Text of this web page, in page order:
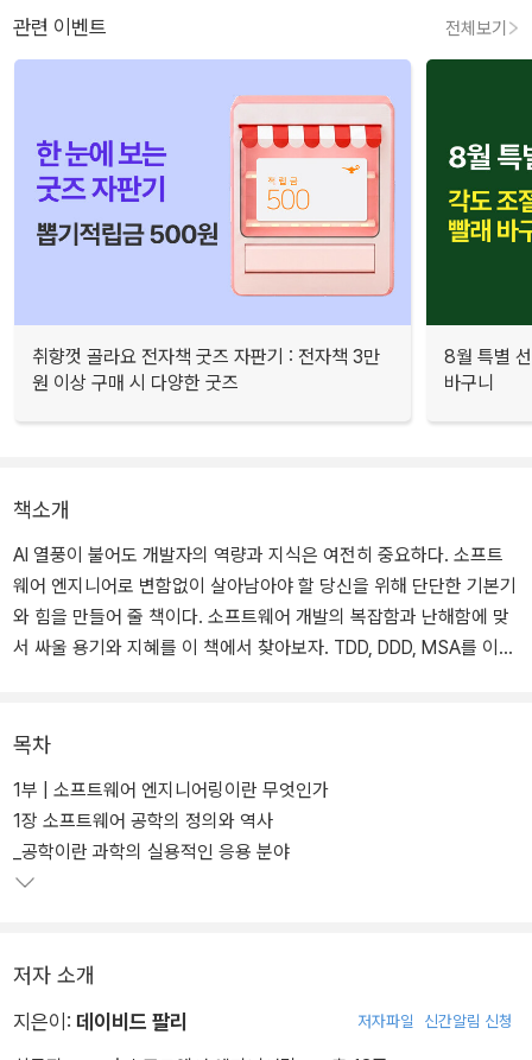
관련 이벤트 전체보기
취향껏 골라요 전자책 굿즈 자판기 : 전자책 3만
원 이상 구매 시 다양한 굿즈
8월 특별
바구니
책소개
AI 열풍이 불어도 개발자의 역량과 지식은 여전히 중요하다. 소프트
웨어 엔지니어로 변함없이 살아남아야 할 당신을 위해 단단한 기본기
와 힘을 만들어 줄 책이다. 소프트웨어 개발의 복잡함과 난해함에 맞
서 싸울 용기와 지혜를 이 책에서 찾아보자. TDD, DDD, MSA를 이해
목차
1부 | 소프트웨어 엔지니어링이란 무엇인가
1장 소프트웨어 공학의 정의와 역사
_공학이란 과학의 실용적인 응용 분야
저자 소개
지은이: 데이비드 팔리 저자파일 신간알림 신청